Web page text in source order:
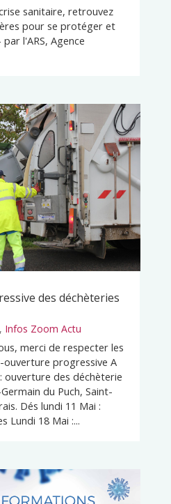
sanitaire, retrouvez
pour se protéger et
l'ARS, Agence
des déchèteries
, Infos Zoom Actu
merci de respecter les
ouverture progressive A
ouverture des déchèterie
du Puch, Saint-
Dés lundi 11 Mai :
Lundi 18 Mai :...